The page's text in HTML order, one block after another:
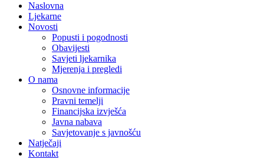
Naslovna
Ljekarne
Novosti
Popusti i pogodnosti
Obavijesti
Savjeti ljekarnika
Mjerenja i pregledi
O nama
Osnovne informacije
Pravni temelji
Financijska izvješća
Javna nabava
Savjetovanje s javnošću
Natječaji
Kontakt